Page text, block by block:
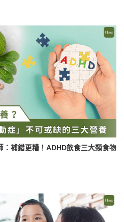
：補錯更糟！ADHD飲食三大類食物